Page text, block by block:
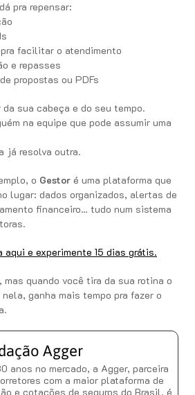
pra repensar:
facilitar o atendimento
e repasses
propostas ou PDFs
sua cabeça e do seu tempo.
na equipe que pode assumir uma
já resolva outra.
o Gestor é uma plataforma que
lugar: dados organizados, alertas de
financeiro… tudo num sistema
aqui e experimente 15 dias grátis.
quando você tira da sua rotina o
ganha mais tempo pra fazer o
Agger
anos no mercado, a Agger, parceira
com a maior plataforma de
e cotações de seguros do Brasil, é